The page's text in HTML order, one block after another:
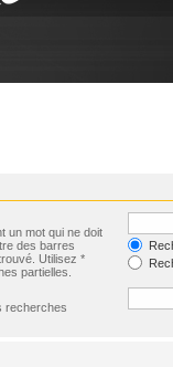
un mot qui ne doit
des barres
Utilisez *
partielles.
recherches